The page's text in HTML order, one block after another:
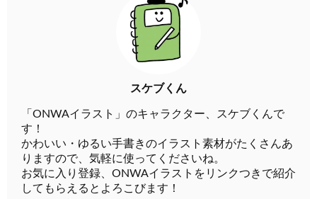
スケブくん
「ONWAイラスト」のキャラクター、スケブくんで
す！
かわいい・ゆるい手書きのイラスト素材がたくさんあ
りますので、気軽に使ってくださいね。
お気に入り登録、ONWAイラストをリンクつきで紹介
してもらえるとよろこびます！